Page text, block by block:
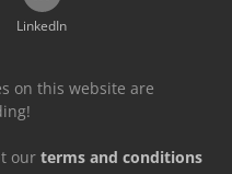
LinkedIn
on this website are
our terms and conditions